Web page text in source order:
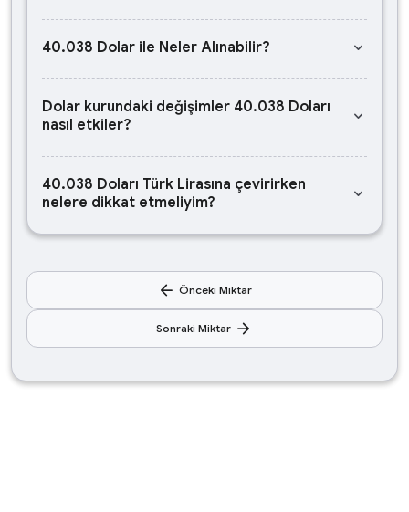
40.038 Dolar ile Neler Alınabilir? keyboard_arrow_down
Dolar kurundaki değişimler 40.038 Doları
nasıl etkiler?
keyboard_arrow_down
40.038 Doları Türk Lirasına çevirirken
nelere dikkat etmeliyim?
keyboard_arrow_down
arrow_back Önceki Miktar
Sonraki Miktar arrow_forward